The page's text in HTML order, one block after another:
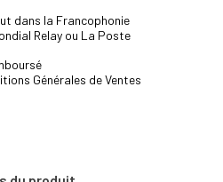
dans la Francophonie
Relay ou La Poste
Générales de Ventes